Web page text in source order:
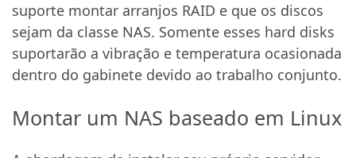
suporte montar arranjos RAID e que os discos
sejam da classe NAS. Somente esses hard disks
suportarão a vibração e temperatura ocasionada
dentro do gabinete devido ao trabalho conjunto.
Montar um NAS baseado em Linux